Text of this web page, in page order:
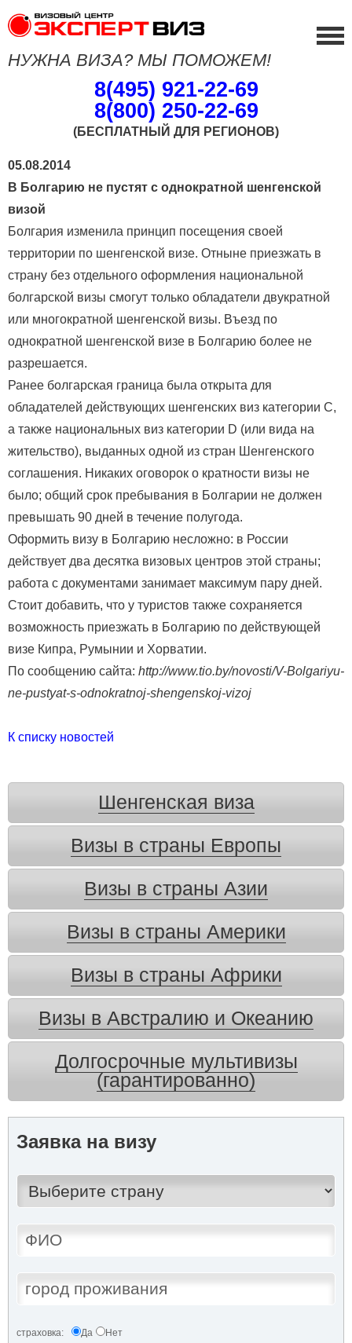
НУЖНА ВИЗА? МЫ ПОМОЖЕМ!
8(495) 921-22-69
8(800) 250-22-69
(БЕСПЛАТНЫЙ ДЛЯ РЕГИОНОВ)
05.08.2014
В Болгарию не пустят с однократной шенгенской
визой
Болгария изменила принцип посещения своей
территории по шенгенской визе. Отныне приезжать в
страну без отдельного оформления национальной
болгарской визы смогут только обладатели двукратной
или многократной шенгенской визы. Въезд по
однократной шенгенской визе в Болгарию более не
разрешается.
Ранее болгарская граница была открыта для
обладателей действующих шенгенских виз категории С,
а также национальных виз категории D (или вида на
жительство), выданных одной из стран Шенгенского
соглашения. Никаких оговорок о кратности визы не
было; общий срок пребывания в Болгарии не должен
превышать 90 дней в течение полугода.
Оформить визу в Болгарию несложно: в России
действует два десятка визовых центров этой страны;
работа с документами занимает максимум пару дней.
Стоит добавить, что у туристов также сохраняется
возможность приезжать в Болгарию по действующей
визе Кипра, Румынии и Хорватии.
По сообщению сайта: http://www.tio.by/novosti/V-Bolgariyu-
ne-pustyat-s-odnokratnoj-shengenskoj-vizoj
К списку новостей
Шенгенская виза
Визы в страны Европы
Визы в страны Азии
Визы в страны Америки
Визы в страны Африки
Визы в Австралию и Океанию
Долгосрочные мультивизы
(гарантированно)
Заявка на визу
страховка: Да Нет